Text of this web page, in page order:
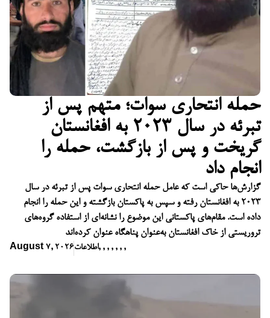
حمله انتحاری سوات؛ متهم پس از
تبرئه در سال ۲۰۲۳ به افغانستان
گریخت و پس از بازگشت، حمله را
انجام داد
گزارش‌ها حاکی است که عامل حمله انتحاری سوات پس از تبرئه در سال
۲۰۲۳ به افغانستان رفته و سپس به پاکستان بازگشته و این حمله را انجام
داده است. مقام‌های پاکستانی این موضوع را نشانه‌ای از استفاده گروه‌های
تروریستی از خاک افغانستان به‌عنوان پناهگاه عنوان کرده‌اند
August 7, 2026اطلاعات, , , , , , ,